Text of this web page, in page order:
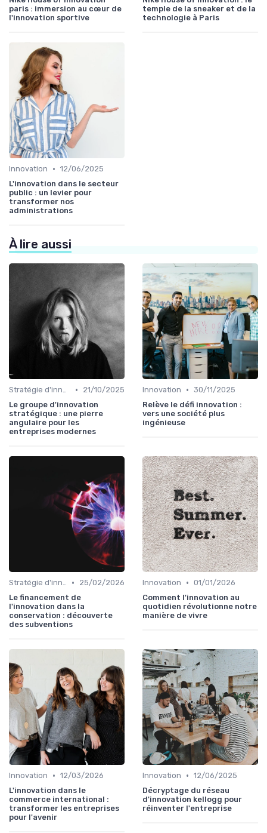
paris : immersion au cœur de
l'innovation sportive
temple de la sneaker et de la
technologie à Paris
Innovation • 12/06/2025
L'innovation dans le secteur
public : un levier pour
transformer nos
administrations
À lire aussi
Stratégie d'innovation •
21/10/2025
Le groupe d'innovation
stratégique : une pierre
angulaire pour les
entreprises modernes
Innovation • 30/11/2025
Relève le défi innovation :
vers une société plus
ingénieuse
Stratégie d'innovation •
25/02/2026
Le financement de
l'innovation dans la
conservation : découverte
des subventions
Innovation • 01/01/2026
Comment l'innovation au
quotidien révolutionne notre
manière de vivre
Innovation • 12/03/2026
L'innovation dans le
commerce international :
transformer les entreprises
pour l'avenir
Innovation • 12/06/2025
Décryptage du réseau
d'innovation kellogg pour
réinventer l'entreprise